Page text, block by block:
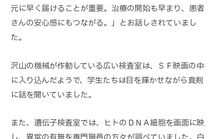
元に早く届けることが重要。治療の開始も早まり、患者
さんの安心感にもつながる。」とお話しされていまし
た。
沢山の機械が作動している広い検査室は、ＳＦ映画の中
に入り込んだようで、学生たちは目を輝かせながら真剣
に話を聞いていました。
また、遺伝子検査室では、ヒトのＤＮＡ細胞を画面に映